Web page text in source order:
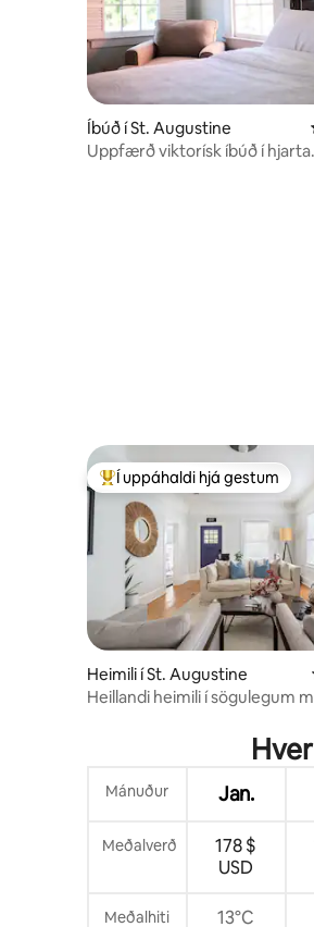
Íbúð í St. Augustine
Uppfærð viktorísk íbúð í hjarta
Í mestu uppáhaldi hjá gestum
Í uppáhaldi hjá gestum
Heimili í St. Augustine
Heillandi heimili í sögulegum
Mánuður Jan.
Meðalverð
178 $
USD
Meðalhiti 13°C